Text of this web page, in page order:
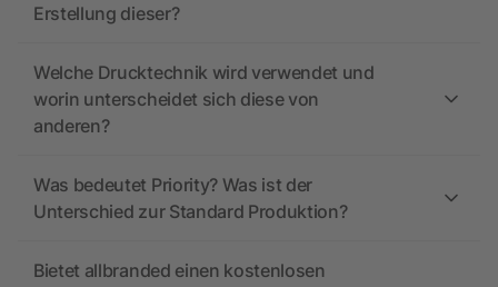
Erstellung dieser?
Welche Drucktechnik wird verwendet und
worin unterscheidet sich diese von
anderen?
Was bedeutet Priority? Was ist der
Unterschied zur Standard Produktion?
Bietet allbranded einen kostenlosen